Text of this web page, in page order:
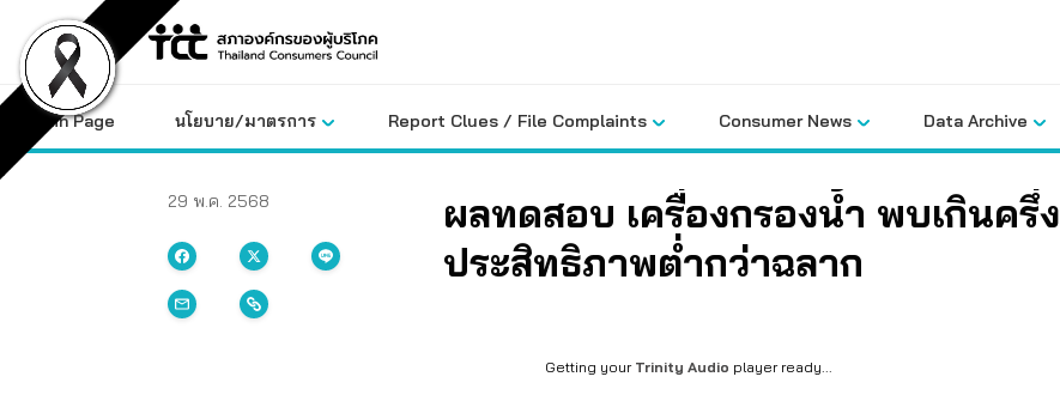
content
Main Page นโยบาย/มาตรการ Report Clues / File Complaints Consumer News Data Archive
29 พ.ค. 2568
ผลทดสอบ เครื่องกรองน้ำ พบเกินครึ่ง
ประสิทธิภาพต่ำกว่าฉลาก
Getting your Trinity Audio player ready...